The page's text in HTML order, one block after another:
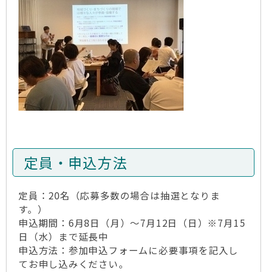
定員・申込方法
定員：20名（応募多数の場合は抽選となりま
す。）
申込期間：6月8日（月）～7月12日（日）※7月15
日（水）まで延長中
申込方法：参加申込フォームに必要事項を記入し
てお申し込みください。